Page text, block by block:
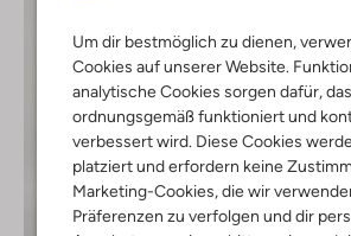
Um dir bestmöglich zu dienen,
Cookies auf unserer Website.
analytische Cookies sorgen dafür,
ordnungsgemäß funktioniert und
verbessert wird. Diese Cookies
platziert und erfordern keine
Marketing-Cookies, die wir
Präferenzen zu verfolgen und dir